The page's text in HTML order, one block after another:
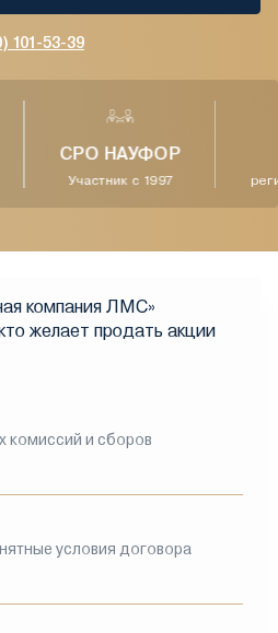
101-53-39
СРО НАУФОР
Участник с 1997
компания ЛМС»
желает продать акции
комиссий и сборов
условия договора